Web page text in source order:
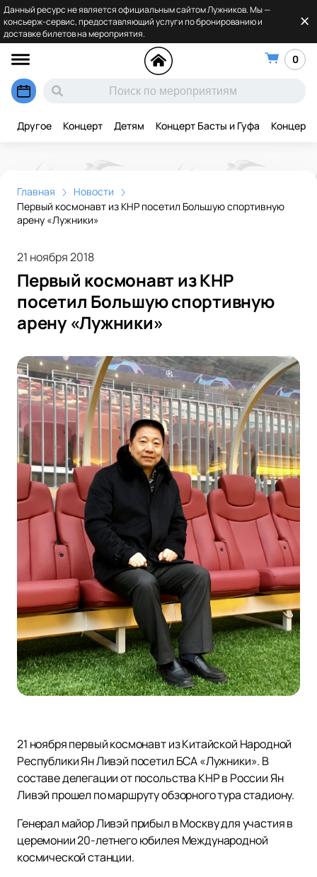
Данный ресурс не является официальным сайтом Лужников. Мы —
консьерж-сервис, предоставляющий услуги по бронированию и
доставке билетов на мероприятия.
0
Другое Концерт Детям Концерт Басты и Гуфа Концерт
Главная
Новости
Первый космонавт из КНР посетил Большую спортивную
арену «Лужники»
21 ноября 2018
Первый космонавт из КНР
посетил Большую спортивную
арену «Лужники»
21 ноября первый космонавт из Китайской Народной
Республики Ян Ливэй посетил БСА «Лужники». В
составе делегации от посольства КНР в России Ян
Ливэй прошел по маршруту обзорного тура стадиону.
Генерал майор Ливэй прибыл в Москву для участия в
церемонии 20-летнего юбилея Международной
космической станции.